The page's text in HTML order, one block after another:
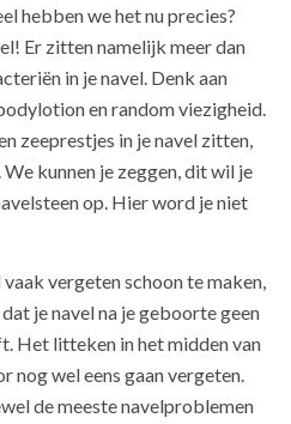
hebben we het nu precies?
Er zitten namelijk meer dan
in je navel. Denk aan
en random viezigheid.
zeeprestjes in je navel zitten,
kunnen je zeggen, dit wil je
op. Hier word je niet
vergeten schoon te maken,
je navel na je geboorte geen
Het litteken in het midden van
nog wel eens gaan vergeten.
de meeste navelproblemen